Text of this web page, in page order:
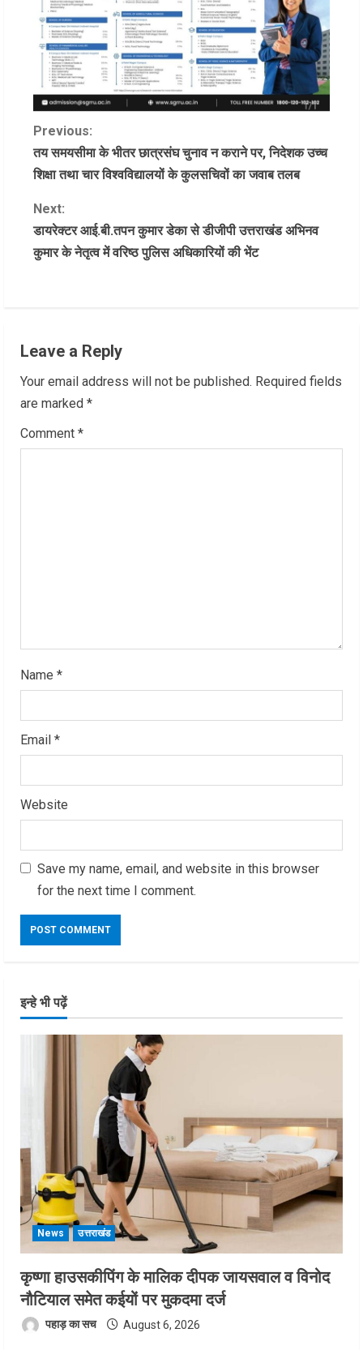
C
o
n
t
e
R
e
Previous:
तय समयसीमा के भीतर छात्रसंघ चुनाव न कराने पर, निदेशक उच्च
शिक्षा तथा चार विश्वविद्यालयों के कुलसचिवों का जवाब तलब
Next:
डायरेक्टर आई.बी.तपन कुमार डेका से डीजीपी उत्तराखंड अभिनव
कुमार के नेतृत्व में वरिष्ठ पुलिस अधिकारियों की भेंट
Leave a Reply
Your email address will not be published. Required fields
are marked *
Comment *
Name *
Email *
Website
Save my name, email, and website in this browser
for the next time I comment.
इन्हे भी पढ़ें
News उत्तराखंड
कृष्णा हाउसकीपिंग के मालिक दीपक जायसवाल व विनोद
नौटियाल समेत कईयों पर मुकदमा दर्ज
पहाड़ का सच August 6, 2026